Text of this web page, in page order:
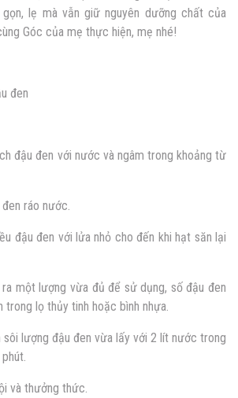
gọn, lẹ mà vẫn giữ nguyên dưỡng chất của
Góc của mẹ thực hiện, mẹ nhé!
đen
đậu đen với nước và ngâm trong khoảng từ
ráo nước.
đậu đen với lửa nhỏ cho đến khi hạt săn lại
một lượng vừa đủ để sử dụng, số đậu đen
trong lọ thủy tinh hoặc bình nhựa.
sôi lượng đậu đen vừa lấy với 2 lít nước trong
và thưởng thức.